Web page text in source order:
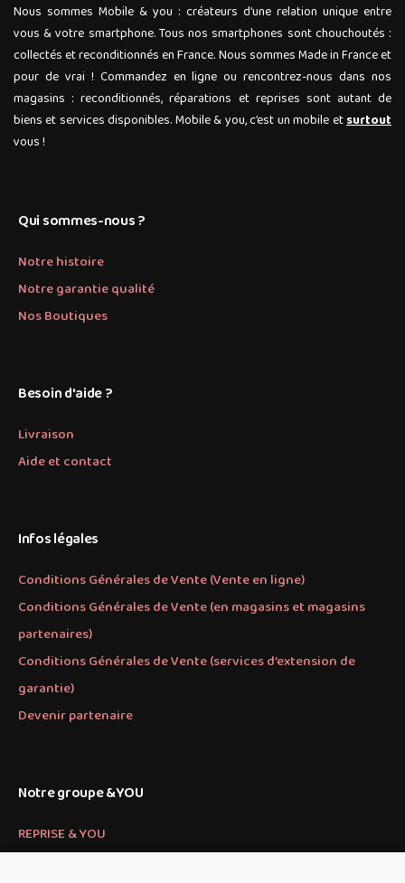
Nous sommes Mobile & you : créateurs d’une relation unique entre
vous & votre smartphone. Tous nos smartphones sont chouchoutés :
collectés et reconditionnés en France. Nous sommes Made in France et
pour de vrai ! Commandez en ligne ou rencontrez-nous dans nos
magasins : reconditionnés, réparations et reprises sont autant de
biens et services disponibles. Mobile & you, c’est un mobile etsurtout
vous !
Qui sommes-nous ?
Notre histoire
Notre garantie qualité
Nos Boutiques
Besoin d'aide ?
Livraison
Aide et contact
Infos légales
Conditions Générales de Vente (Vente en ligne)
Conditions Générales de Vente (en magasins et magasins
partenaires)
Conditions Générales de Vente (services d’extension de
garantie)
Devenir partenaire
Notre groupe &YOU
REPRISE & YOU